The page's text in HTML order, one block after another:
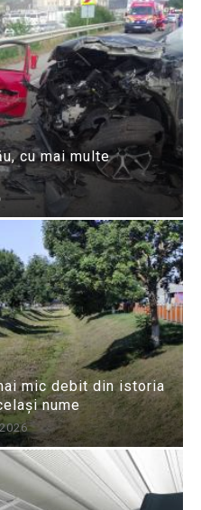
cu mai multe
mic debit din istoria
nume